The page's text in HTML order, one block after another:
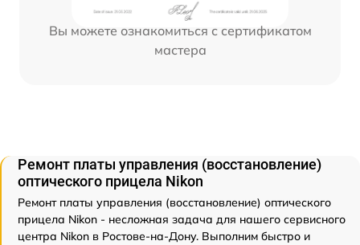
Вы можете ознакомиться с сертификатом
мастера
Ремонт платы управления (восстановление)
оптического прицела Nikon
Ремонт платы управления (восстановление) оптического
прицела Nikon - несложная задача для нашего сервисного
центра Nikon в Ростове-на-Дону. Выполним быстро и